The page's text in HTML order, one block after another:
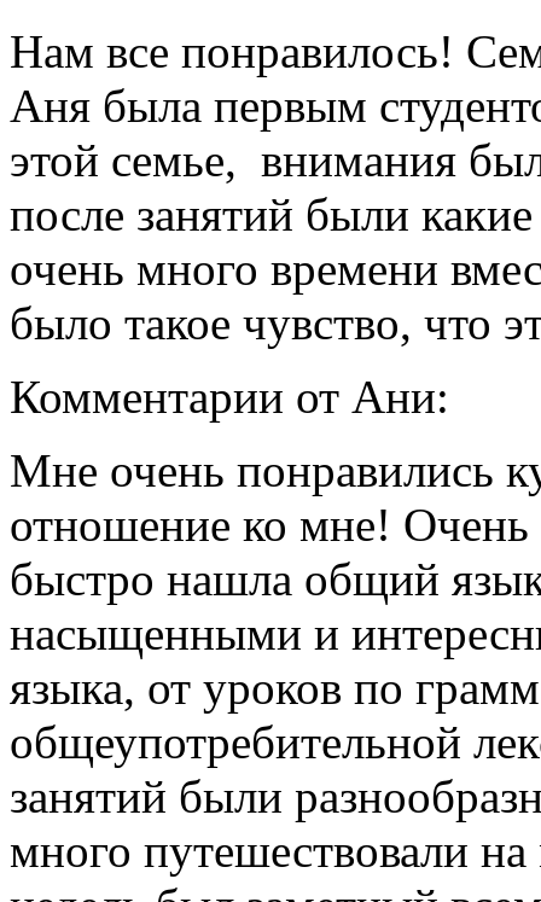
Нам все понравилось!
Аня была первым
этой семье, внимания
после занятий были
очень много времени
было такое чувство, что
Комментарии от Ани:
Мне очень понравились
отношение ко мне!
быстро нашла общий
насыщенными и
языка, от уроков по
общеупотребительной
занятий были
много путешествовали